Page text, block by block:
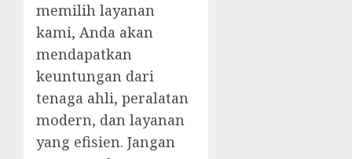
memilih layanan
kami, Anda akan
mendapatkan
keuntungan dari
tenaga ahli, peralatan
modern, dan layanan
yang efisien. Jangan